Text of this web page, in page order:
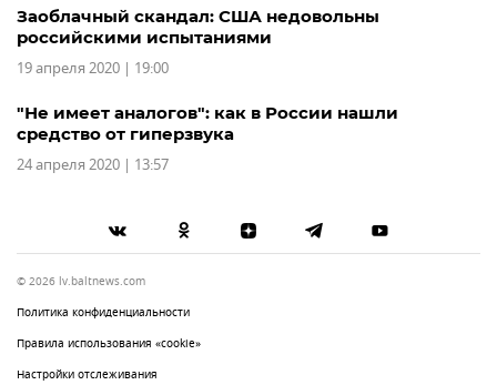
Заоблачный скандал: США недовольны
российскими испытаниями
19 апреля 2020 | 19:00
"Не имеет аналогов": как в России нашли
средство от гиперзвука
24 апреля 2020 | 13:57
© 2026 lv.baltnews.com
Политика конфиденциальности
Правила использования «cookie»
Настройки отслеживания